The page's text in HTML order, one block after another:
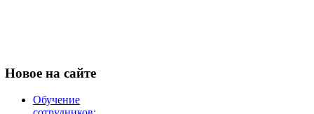
Новое на сайте
Обучение